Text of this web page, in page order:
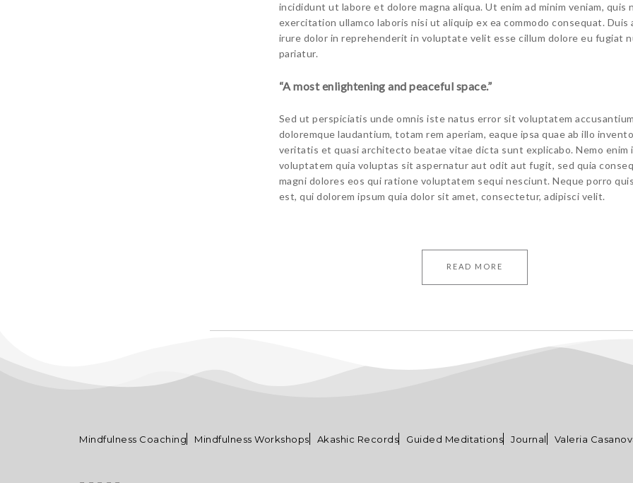
incididunt ut labore et dolore magna aliqua. Ut enim ad minim veniam, quis
exercitation ullamco laboris nisi ut aliquip ex ea commodo consequat. Duis
irure dolor in reprehenderit in voluptate velit esse cillum dolore eu fugiat
pariatur.
“A most enlightening and peaceful space.”
Sed ut perspiciatis unde omnis iste natus error sit voluptatem accusantium
doloremque laudantium, totam rem aperiam, eaque ipsa quae ab illo
veritatis et quasi architecto beatae vitae dicta sunt explicabo. Nemo enim
voluptatem quia voluptas sit aspernatur aut odit aut fugit, sed quia
magni dolores eos qui ratione voluptatem sequi nesciunt. Neque porro
est, qui dolorem ipsum quia dolor sit amet, consectetur, adipisci velit.
READ MORE
Mindfulness Coaching Mindfulness Workshops Akashic Records Guided Meditations Journal Valeria